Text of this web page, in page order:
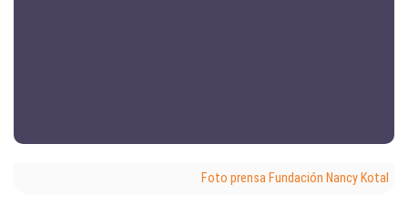
Foto prensa Fundación Nancy Kotal